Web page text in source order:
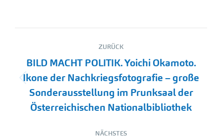
Kommentarnavigation
ZURÜCK
Vorheriger
Beitrag:
BILD MACHT POLITIK. Yoichi Okamoto.
Ikone der Nachkriegsfotografie – große
Sonderausstellung im Prunksaal der
Österreichischen Nationalbibliothek
NÄCHSTES